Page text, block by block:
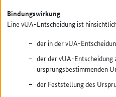
Bindungswirkung
Eine vUA-Entscheidung ist
der in der vUA-
der der vUA-Entscheidung
ursprungsbestimmenden
der Feststellung des